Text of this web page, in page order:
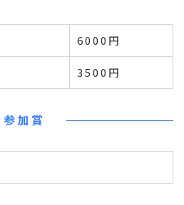
6000円
3500円
参加賞